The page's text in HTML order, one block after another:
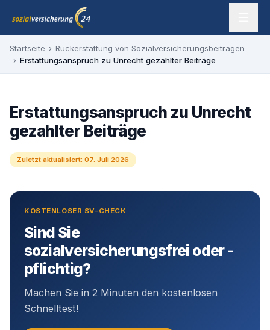
Zum Inhalt springen
sozialversicherung24 — Ihr Experte für SV-Befreiung
Startseite › Rückerstattung von Sozialversicherungsbeiträgen
› Erstattungsanspruch zu Unrecht gezahlter Beiträge
Erstattungsanspruch zu Unrecht
gezahlter Beiträge
Zuletzt aktualisiert: 07. Juli 2026
KOSTENLOSER SV-CHECK
Sind Sie
sozialversicherungsfrei oder -
pflichtig?
Machen Sie in 2 Minuten den kostenlosen
Schnelltest!